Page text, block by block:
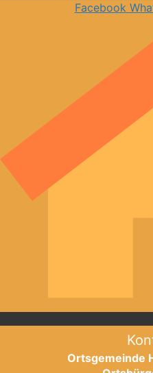
Facebook
Ortsgemeinde